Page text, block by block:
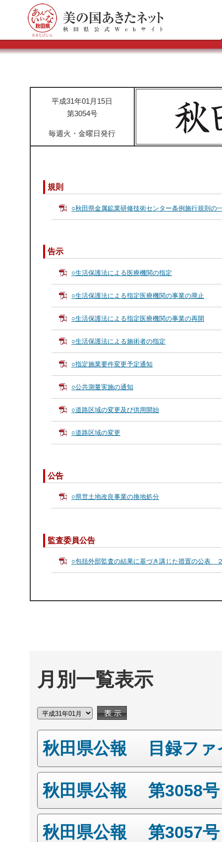
平成31年01月15日
第3054号
毎週火・金曜日発行
規則
○秋田県金属鉱業研修技術センター条例施行規則の
告示
○生活保護法による医療機関の指定
○生活保護法による指定医療機関の事業の廃止
○生活保護法による指定医療機関の事業の再開
○生活保護法による施術者の指定
○指定施業要件変更予定通知
○公共測量実施の通知
○道路区域の変更及び供用開始
○道路区域の変更
公告
○県営土地改良事業の換地処分
監査委員公告
○包括外部監査の結果に基づき講じた措置の公表
月別一覧表示
秋田県公報 目録フ
秋田県公報 第3058
秋田県公報 第3057